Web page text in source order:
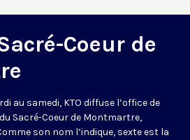
Coeur de
au samedi, KTO diffuse l’office de
Sacré-Coeur de Montmartre,
son nom l’indique, sexte est la